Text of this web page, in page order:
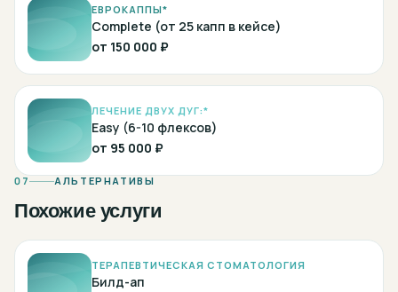
ЕВРОКАППЫ*
Complete (от 25 капп в кейсе)
от 150 000 ₽
ЛЕЧЕНИЕ ДВУХ ДУГ:*
Easy (6-10 флексов)
от 95 000 ₽
07 АЛЬТЕРНАТИВЫ
Похожие услуги
ТЕРАПЕВТИЧЕСКАЯ СТОМАТОЛОГИЯ
Билд-ап